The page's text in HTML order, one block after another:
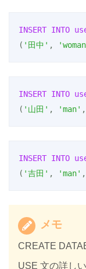
INSERT INTO
( '田中' ,
INSERT INTO
( '山田' , 'man' ,
INSERT INTO
( '吉田' , 'man' ,
メモ
CREATE
USE 文の詳し